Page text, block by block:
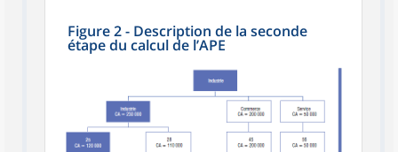
Figure 2 - Description de la seconde
étape du calcul de l’APE